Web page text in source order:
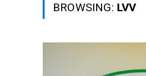
BROWSING: LVV